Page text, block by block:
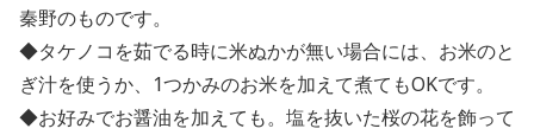
秦野のものです。
◆タケノコを茹でる時に米ぬかが無い場合には、お米のと
ぎ汁を使うか、1つかみのお米を加えて煮てもOKです。
◆お好みでお醤油を加えても。塩を抜いた桜の花を飾って